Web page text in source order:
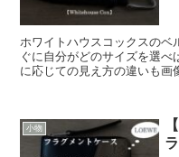
ホワイトハウスコックスのベ
ぐに自分がどのサイズを選べ
に応じての見え方の違いも画
小物